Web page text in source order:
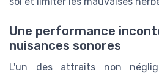
Une performance
nuisances sonores
L'un des attraits non